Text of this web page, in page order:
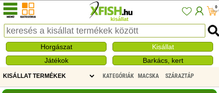
kisállat
0
Horgászat
Kisállat
Játékok
Barkács, kert
KATEGÓRIÁK MACSKA SZÁRAZTÁP